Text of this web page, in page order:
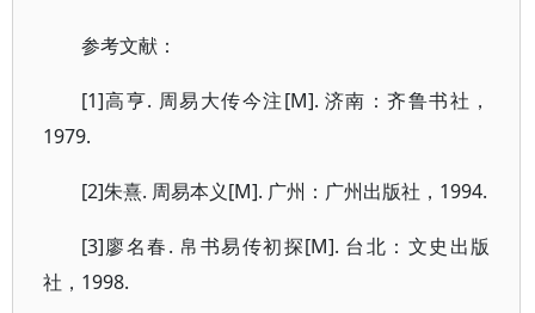
参考文献：
[1]高亨. 周易大传今注[M]. 济南：齐鲁书社，
1979.
[2]朱熹. 周易本义[M]. 广州：广州出版社，1994.
[3]廖名春. 帛书易传初探[M]. 台北：文史出版
社，1998.